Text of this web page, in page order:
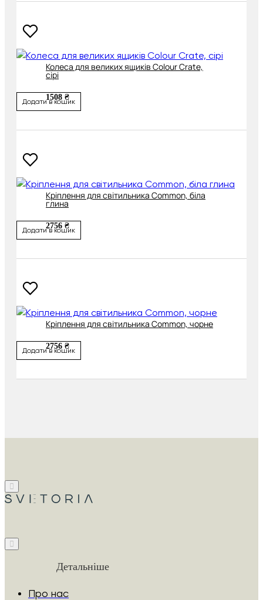
Колеса для великих ящиків Colour Crate,
сірі
1508 ₴
Додати в кошик
Кріплення для світильника Common, біла
глина
2756 ₴
Додати в кошик
Кріплення для світильника Common, чорне
2756 ₴
Додати в кошик
Детальніше
Про нас